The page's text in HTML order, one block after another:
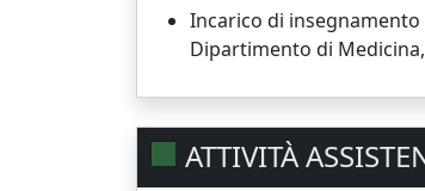
Incarico di insegnamento
Dipartimento di
ATTIVITÀ